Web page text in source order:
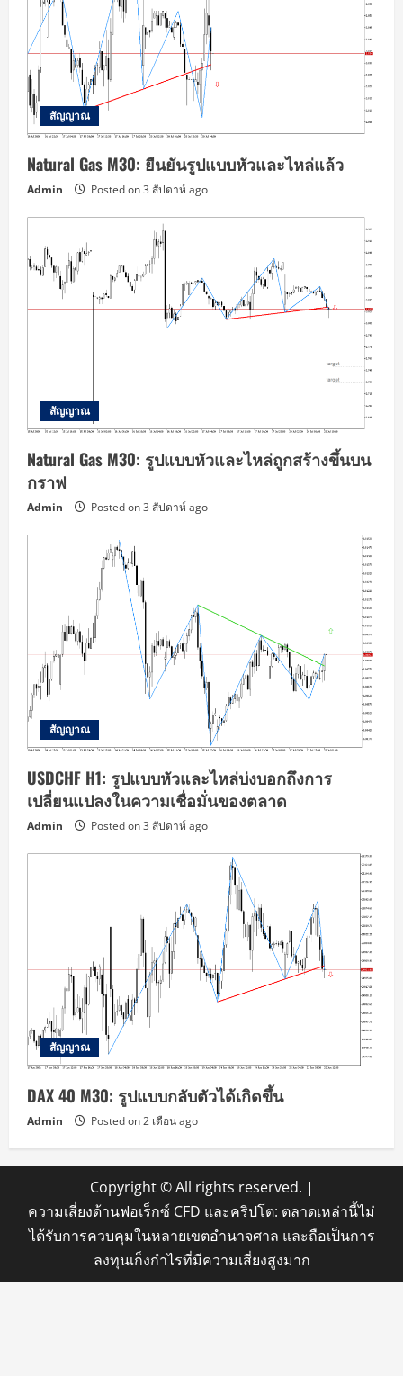
สัญญาณ
Natural Gas M30: ยืนยันรูปแบบหัวและไหล่แล้ว
Admin Posted on 3 สัปดาห์ ago
สัญญาณ
Natural Gas M30: รูปแบบหัวและไหล่ถูกสร้างขึ้นบน
กราฟ
Admin Posted on 3 สัปดาห์ ago
สัญญาณ
USDCHF H1: รูปแบบหัวและไหล่บ่งบอกถึงการ
เปลี่ยนแปลงในความเชื่อมั่นของตลาด
Admin Posted on 3 สัปดาห์ ago
สัญญาณ
DAX 40 M30: รูปแบบกลับตัวได้เกิดขึ้น
Admin Posted on 2 เดือน ago
Copyright © All rights reserved. |
ความเสี่ยงด้านฟอเร็กซ์ CFD และคริปโต: ตลาดเหล่านี้ไม่
ได้รับการควบคุมในหลายเขตอำนาจศาล และถือเป็นการ
ลงทุนเก็งกำไรที่มีความเสี่ยงสูงมาก